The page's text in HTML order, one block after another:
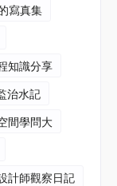
寫真集
知識分享
治水記
間學問大
計師觀察日記